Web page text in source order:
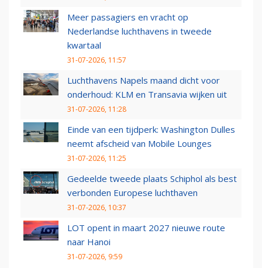
Meer passagiers en vracht op
Nederlandse luchthavens in tweede
kwartaal
31-07-2026, 11:57
Luchthavens Napels maand dicht voor
onderhoud: KLM en Transavia wijken uit
31-07-2026, 11:28
Einde van een tijdperk: Washington Dulles
neemt afscheid van Mobile Lounges
31-07-2026, 11:25
Gedeelde tweede plaats Schiphol als best
verbonden Europese luchthaven
31-07-2026, 10:37
LOT opent in maart 2027 nieuwe route
naar Hanoi
31-07-2026, 9:59